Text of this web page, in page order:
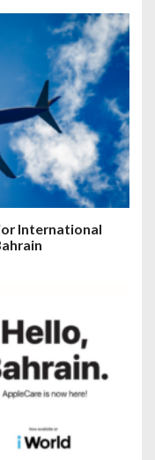
International